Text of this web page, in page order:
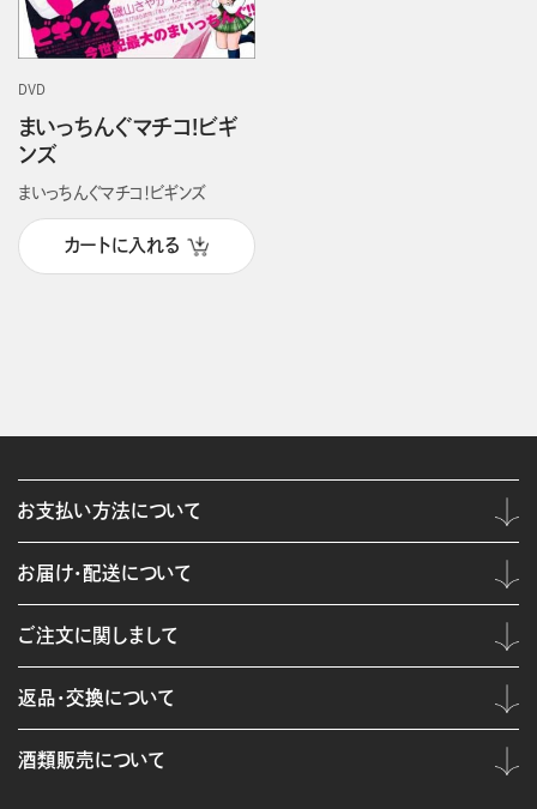
DVD
まいっちんぐマチコ!ビギ
ンズ
まいっちんぐマチコ！ビギンズ
カートに入れる
お支払い方法について
お届け・配送について
ご注文に関しまして
返品・交換について
酒類販売について